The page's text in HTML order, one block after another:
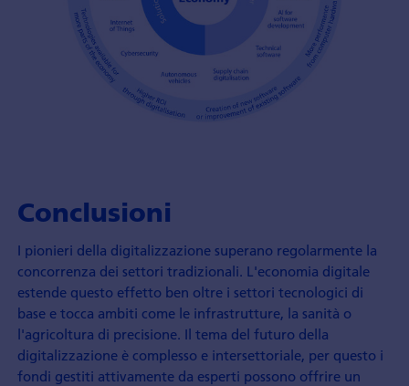
Conclusioni
I pionieri della digitalizzazione superano regolarmente la
concorrenza dei settori tradizionali. L'economia digitale
estende questo effetto ben oltre i settori tecnologici di
base e tocca ambiti come le infrastrutture, la sanità o
l'agricoltura di precisione. Il tema del futuro della
digitalizzazione è complesso e intersettoriale, per questo i
fondi gestiti attivamente da esperti possono offrire un